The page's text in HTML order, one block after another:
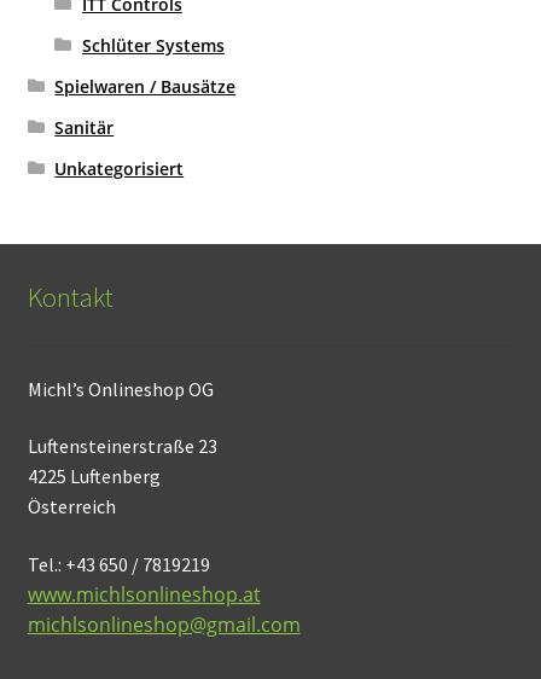
Schlüter Systems
Spielwaren / Bausätze
Sanitär
Unkategorisiert
Kontakt
Michl’s Onlineshop OG
Luftensteinerstraße 23
4225 Luftenberg
Österreich
Tel.: +43 650 / 7819219
www.michlsonlineshop.at
michlsonlineshop@gmail.com